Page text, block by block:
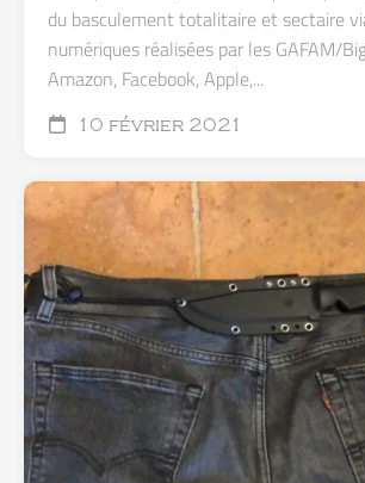
du basculement totalitaire et sectaire
numériques réalisées par les GAFAM/
Amazon, Facebook, Apple,...
10 février 2021